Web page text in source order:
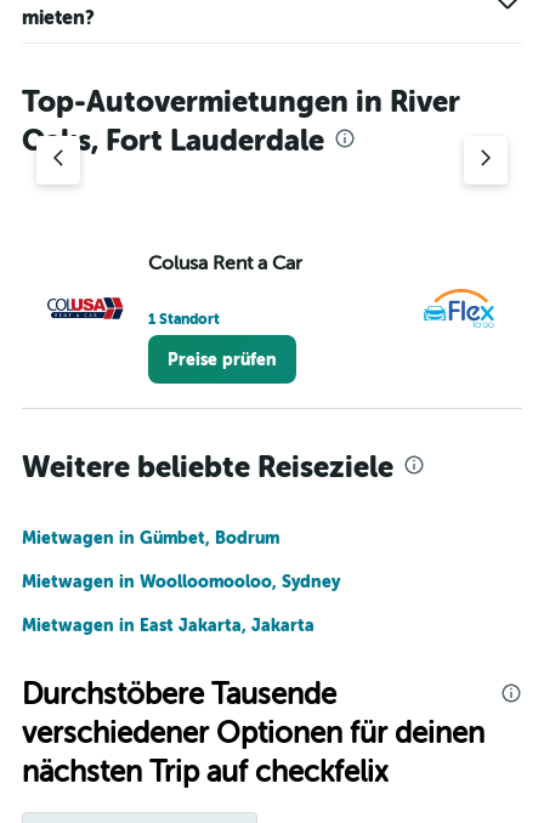
mieten?
Top-Autovermietungen in River
Oaks, Fort Lauderdale
Colusa Rent a Car
1 Standort
Preise prüfen
Weitere beliebte Reiseziele
Mietwagen in Gümbet, Bodrum
Mietwagen in Woolloomooloo, Sydney
Mietwagen in East Jakarta, Jakarta
Durchstöbere Tausende
verschiedener Optionen für deinen
nächsten Trip auf checkfelix